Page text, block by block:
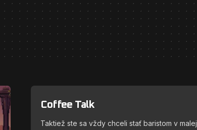
Coffee Talk
Taktiež ste sa vždy chceli stať baristom v malej